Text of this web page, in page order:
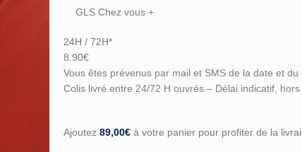
GLS Chez vous +
24H / 72H*
8.90€
Vous êtes prévenus par mail et SMS de la date et
Colis livré entre 24/72 H ouvrés – Délai indicatif,
Ajoutez 89,00€ à votre panier pour profiter de la